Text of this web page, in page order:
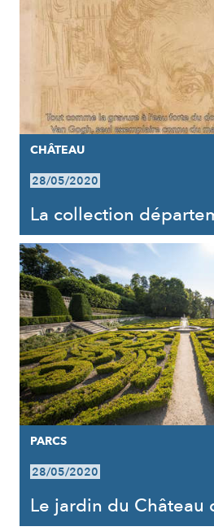
CHÂTEAU
28/05/2020
La collection
PARCS
28/05/2020
Le jardin du Château